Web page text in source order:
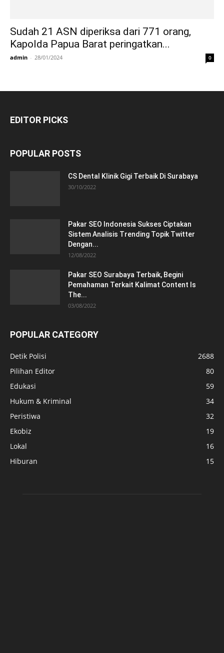
Sudah 21 ASN diperiksa dari 771 orang,
Kapolda Papua Barat peringatkan...
admin - 28/01/2024 0
EDITOR PICKS
POPULAR POSTS
CS Dental Klinik Gigi Terbaik Di Surabaya
30/10/2022
Pakar SEO Indonesia Sukses Ciptakan
Sistem Analisis Trending Topik Twitter
Dengan...
12/08/2022
Pakar SEO Surabaya Terbaik, Begini
Pemahaman Terkait Kalimat Content Is
The...
03/08/2022
POPULAR CATEGORY
Detik Polisi
2688
Pilihan Editor
80
Edukasi
59
Hukum & Kriminal
34
Peristiwa
32
Ekobiz
19
Lokal
16
Hiburan
15